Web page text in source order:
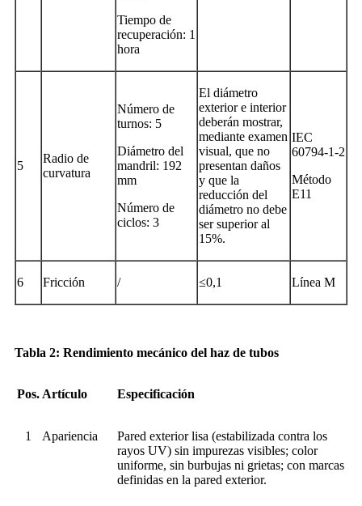
Tiempo de
recuperación: 1
hora
5
Radio de
curvatura
Número de
turnos: 5
Diámetro del
mandril: 192
mm
Número de
ciclos: 3
El diámetro
exterior e interior
deberán mostrar,
mediante examen
visual, que no
presentan daños
y que la
reducción del
diámetro no debe
ser superior al
15%.
IEC
60794-1-2
Método
E11
6 Fricción / ≤0,1 Línea M
Tabla 2: Rendimiento mecánico del haz de tubos
Pos. Artículo Especificación
1 Apariencia
Pared exterior lisa (estabilizada contra los
rayos UV) sin impurezas visibles; color
uniforme, sin burbujas ni grietas; con marcas
definidas en la pared exterior.